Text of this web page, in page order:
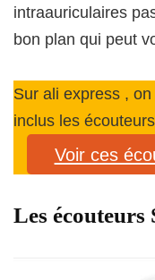
intraauriculaires
bon plan qui peut
Sur ali express ,
inclus les
Voir ces
Les écouteurs